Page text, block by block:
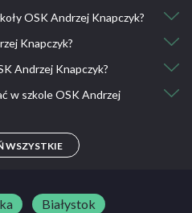
OSK Andrzej Knapczyk?
Knapczyk?
Słomniki
Andrzej Knapczyk?
w szkole OSK Andrzej
WSZYSTKIE
Białystok